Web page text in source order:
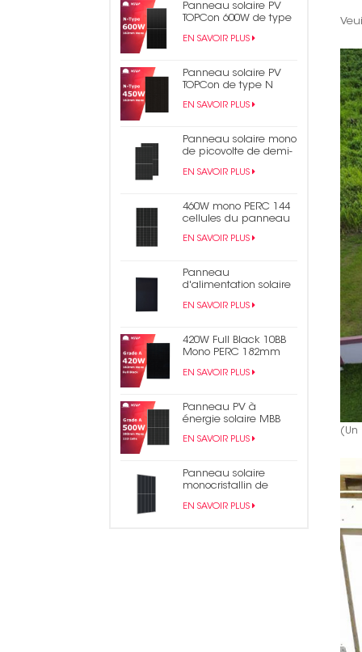
Panneau solaire PV
TOPCon 600W de type
EN SAVOIR PLUS
Panneau solaire PV
TOPCon de type N
EN SAVOIR PLUS
Panneau solaire mono
de picovolte de demi-
élevé 550W 9bb Perc
EN SAVOIR PLUS
460W mono PERC 144
cellules du panneau
panneau
EN SAVOIR PLUS
Panneau
d'alimentation solaire
monocristallins de 430
EN SAVOIR PLUS
420W Full Black 10BB
Mono PERC 182mm
demi-cellule
EN SAVOIR PLUS
Panneau PV à
énergie solaire MBB
500W
EN SAVOIR PLUS
Panneau solaire
monocristallin de
bardeaux PERC 490W
EN SAVOIR PLUS
(Un